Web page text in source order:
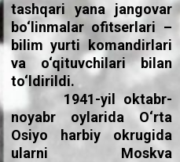
tashqari yana jangovar
bo‘linmalar ofitserlari –
bilim yurti komandirlari
va o‘qituvchilari bilan
to‘ldirildi.
1941-yil oktabr-
noyabr oylarida O‘rta
Osiyo harbiy okrugida
ularni Moskva